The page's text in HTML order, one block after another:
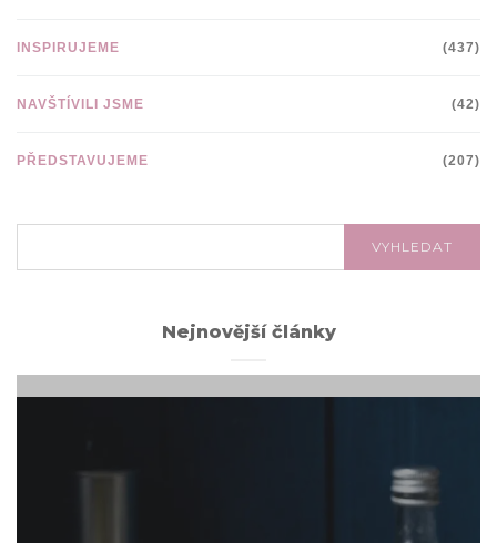
INSPIRUJEME (437)
NAVŠTÍVILI JSME (42)
PŘEDSTAVUJEME (207)
VYHLEDAT
Nejnovější články